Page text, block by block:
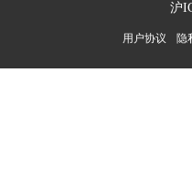
沪
用户协议 隐